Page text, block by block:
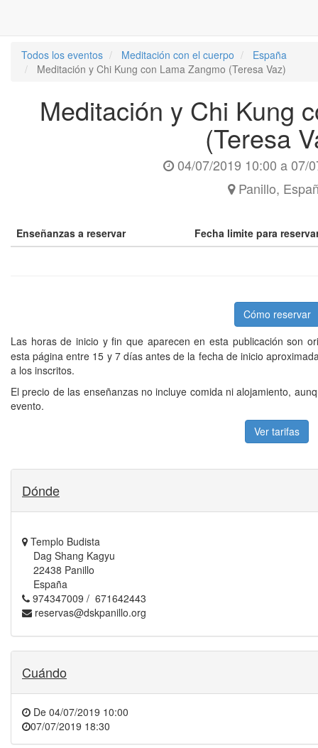
Todos los eventos Meditación con el cuerpo
España
Meditación y Chi Kung con Lama Zangmo (Teresa Vaz)
Meditación y Chi Kung
(Teresa
04/07/2019 10:00 a07/
Panillo,
Enseñanzas a reservar Fecha limite para
Cómo reservar
Las horas de inicio y fin que aparecen en esta publicación son
esta página entre 15 y 7 días antes de la fecha de inicio
a los inscritos.
El precio de las enseñanzas no incluye comida ni alojamiento,
evento.
Ver tarifas
Dónde
Templo Budista
Dag Shang Kagyu
22438 Panillo
España
974347009 / 671642443
reservas@dskpanillo.org
Cuándo
De 04/07/2019 10:00
07/07/2019 18:30